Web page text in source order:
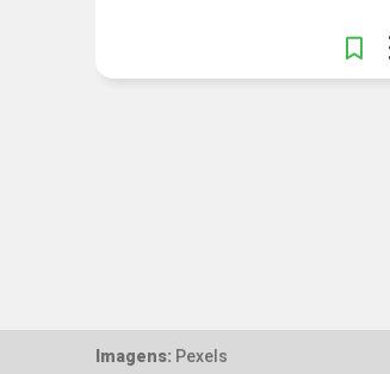
Imagens: Pexels